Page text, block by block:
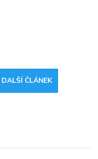
DALŠÍ ČLÁNEK